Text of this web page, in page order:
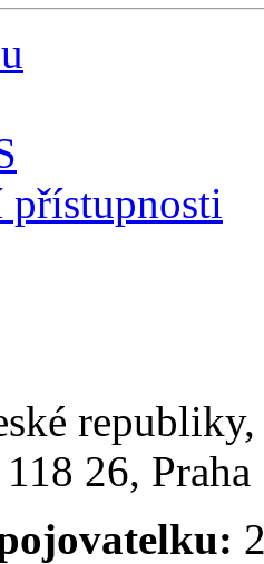
přístupnosti
26,